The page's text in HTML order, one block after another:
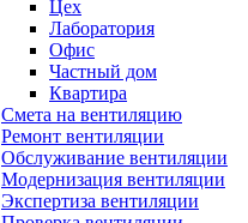
Цех
Лаборатория
Офис
Частный дом
Квартира
Смета на вентиляцию
Ремонт вентиляции
Обслуживание вентиляции
Модернизация вентиляции
Экспертиза вентиляции